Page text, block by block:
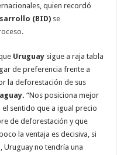
quien recordó
(BID) se
Uruguay sigue a raja tabla
de preferencia frente a
la deforestación de sus
“Nos posiciona mejor
el sentido que a igual precio
de deforestación y que
la ventaja es decisiva, si
Uruguay no tendría una